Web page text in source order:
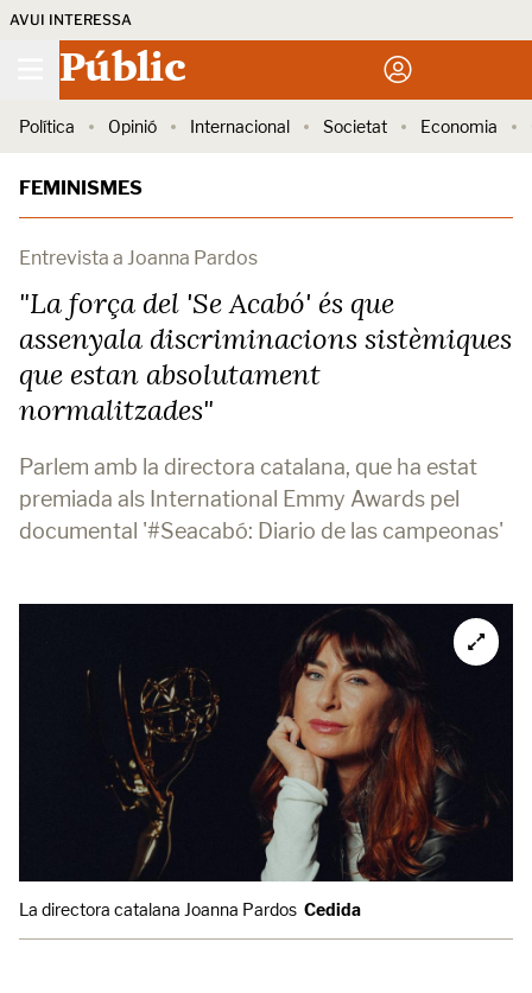
AVUI INTERESSA
Públic
Política Opinió Internacional Societat Economia
FEMINISMES
Entrevista a Joanna Pardos
"La força del 'Se Acabó' és que
assenyala discriminacions sistèmiques
que estan absolutament
normalitzades"
Parlem amb la directora catalana, que ha estat
premiada als International Emmy Awards pel
documental '#Seacabó: Diario de las campeonas'
La directora catalana Joanna Pardos Cedida